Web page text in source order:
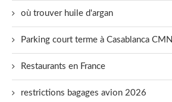
où trouver huile d'argan
Parking court terme à Casablanca CMN
Restaurants en France
restrictions bagages avion 2026